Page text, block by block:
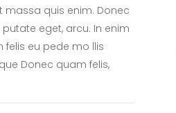
massa quis enim. Donec
eget, arcu. In enim
felis eu pede mo llis
Donec quam felis,